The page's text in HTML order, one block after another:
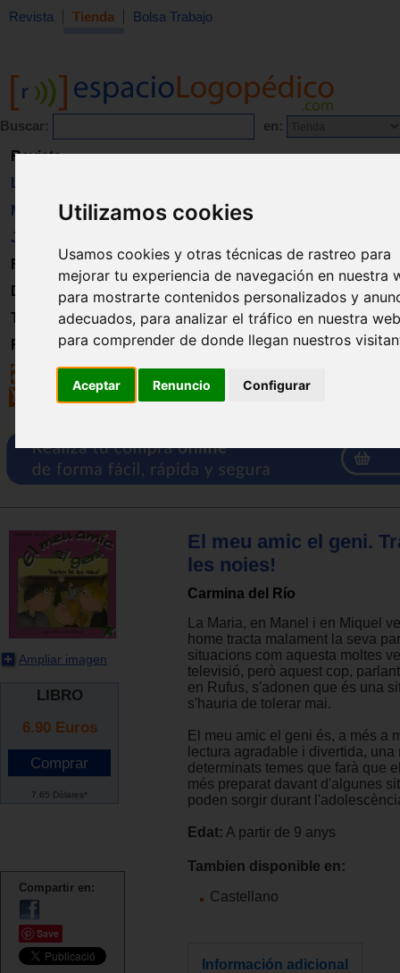
Utilizamos cookies
Usamos cookies y otras técnicas de rastreo para
mejorar tu experiencia de navegación en nuestra
para mostrarte contenidos personalizados y
adecuados, para analizar el tráfico en nuestra
para comprender de donde llegan nuestros
Aceptar Renuncio Configurar
Revista Tienda Bolsa Trabajo
Buscar: en:
Revista
Libros
Material
Juguetes
Formación
Directorio
Trabajo
Registro
Ampliar imagen
LIBRO
6.90 Euros
7.65 Dólares*
Compartir en:
Save
El meu amic el geni.
les noies!
Carmina del Río
La Maria, en Manel i en Miquel
home tracta malament la seva
situacions com aquesta moltes
televisió, però aquest cop,
en Rufus, s'adonen que és una
s'hauria de tolerar mai.
El meu amic el geni és, a més a
lectura agradable i divertida,
determinats temes que farà que
més preparat davant d'algunes
poden sorgir durant
Edat: A partir de 9 anys
Tambien disponible en:
Castellano
Información adicional